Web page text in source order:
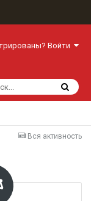
Войти
Вся активность